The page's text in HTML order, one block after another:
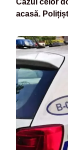
Cazul celor
acasă.